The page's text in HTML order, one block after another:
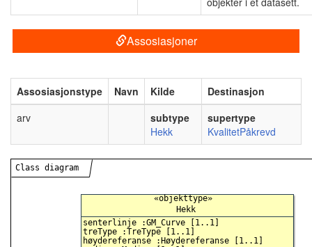
Assosiasjoner
Assosiasjonstype Navn Kilde
Destinasjon
arv
subtype
Hekk
supertype
KvalitetPåkrevd